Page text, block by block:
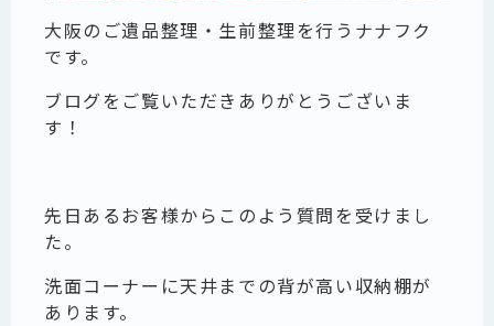
大阪のご遺品整理・生前整理を行うナナフク
です。
ブログをご覧いただきありがとうございま
す！
先日あるお客様からこのよう質問を受けまし
た。
洗面コーナーに天井までの背が高い収納棚が
あります。